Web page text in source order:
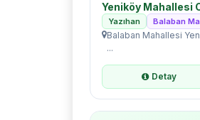
Yeniköy Mahallesi
Yazıhan Balaban
Balaban Mahallesi
...
Detay